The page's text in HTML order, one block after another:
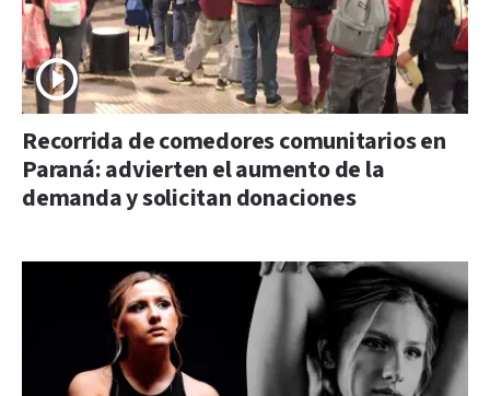
Recorrida de comedores comunitarios en
Paraná: advierten el aumento de la
demanda y solicitan donaciones